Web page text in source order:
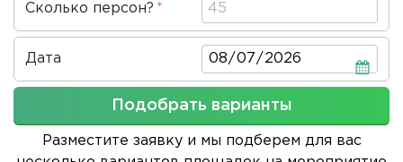
Сколько персон?
Дата Дата
Подобрать варианты
Разместите заявку и мы подберем для вас